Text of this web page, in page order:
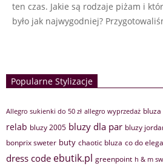
ten czas. Jakie są rodzaje piżam i
było jak najwygodniej?
Popularne Stylizacje
Allegro sukienki do 50 zł allegro wyprzedaż
relab bluzy 2005 bluzy dla par bluzy
bonprix sweter buty chaotic bluza co do
dress code ebutik.pl greenpoint h & m